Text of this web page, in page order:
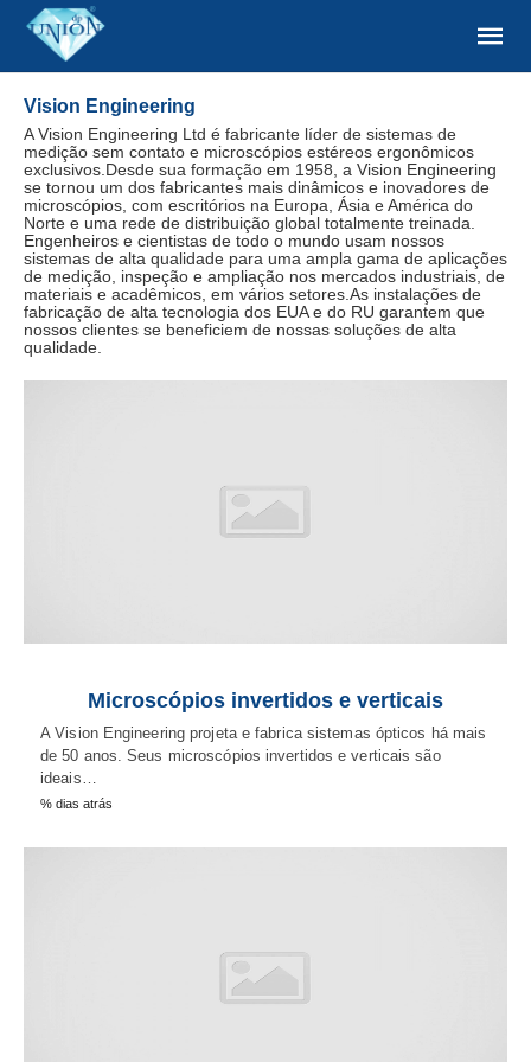
Vision Engineering
A Vision Engineering Ltd é fabricante líder de sistemas de
medição sem contato e microscópios estéreos ergonômicos
exclusivos.Desde sua formação em 1958, a Vision Engineering
se tornou um dos fabricantes mais dinâmicos e inovadores de
microscópios, com escritórios na Europa, Ásia e América do
Norte e uma rede de distribuição global totalmente treinada.
Engenheiros e cientistas de todo o mundo usam nossos
sistemas de alta qualidade para uma ampla gama de aplicações
de medição, inspeção e ampliação nos mercados industriais, de
materiais e acadêmicos, em vários setores.As instalações de
fabricação de alta tecnologia dos EUA e do RU garantem que
nossos clientes se beneficiem de nossas soluções de alta
qualidade.
Microscópios invertidos e verticais
A Vision Engineering projeta e fabrica sistemas ópticos há mais
de 50 anos. Seus microscópios invertidos e verticais são
ideais…
% dias atrás